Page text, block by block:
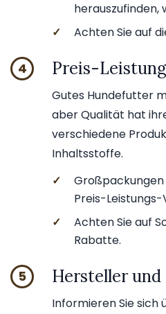
herauszufinden,
✓
Achten Sie auf
4 Preis-
Gutes Hundefutter
aber Qualität hat
verschiedene
Inhaltsstoffe.
✓
Preis-
✓
Achten Sie auf
Rabatte.
5 Hersteller
Informieren Sie sich